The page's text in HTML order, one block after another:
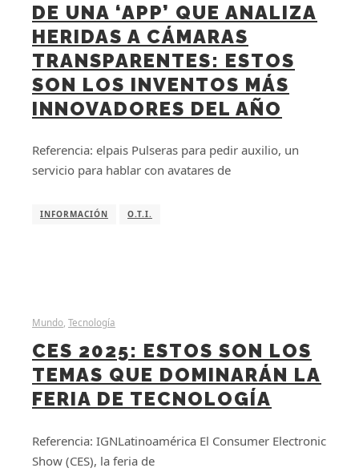
DE UNA ‘APP’ QUE ANALIZA
HERIDAS A CÁMARAS
TRANSPARENTES: ESTOS
SON LOS INVENTOS MÁS
INNOVADORES DEL AÑO
Referencia: elpais Pulseras para pedir auxilio, un
servicio para hablar con avatares de
INFORMACIÓN O.T.I.
Mundo Tecnología
CES 2025: ESTOS SON LOS
TEMAS QUE DOMINARÁN LA
FERIA DE TECNOLOGÍA
Referencia: IGNLatinoamérica El Consumer Electronic
Show (CES), la feria de